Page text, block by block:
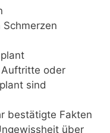
oder
sind
bestätigte Fakten
über